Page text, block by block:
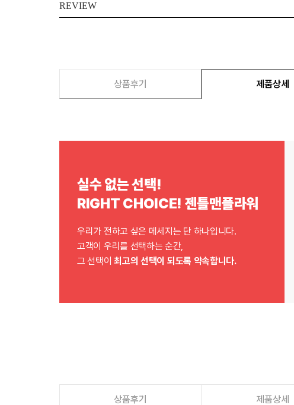
REVIEW
상품후기 제품상세
실수 없는 선택!
RIGHT CHOICE! 젠틀맨플라워
우리가 전하고 싶은 메세지는 단 하나입니다.
고객이 우리를 선택하는 순간,
그 선택이최고의 선택이 되도록 약속합니다.
상품후기 제품상세